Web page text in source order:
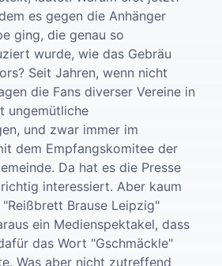
es gegen die Anhänger
ging, die genau so
wurde, wie das Gebräu
Seit Jahren, wenn nicht
die Fans diverser Vereine in
ungemütliche
und zwar immer im
dem Empfangskomitee der
Da hat es die Presse
interessiert. Aber kaum
Brause Leipzig"
ein Medienspektakel, dass
das Wort "Gschmäckle"
Was aber nicht zutreffend